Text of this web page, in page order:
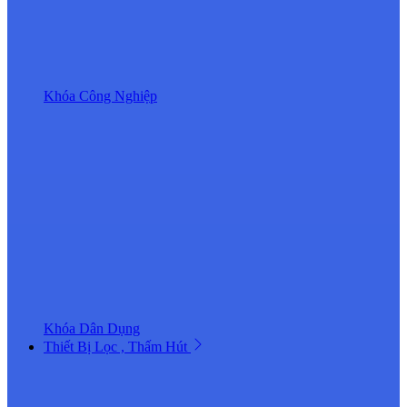
Khóa Công Nghiệp
Khóa Dân Dụng
Thiết Bị Lọc , Thấm Hút